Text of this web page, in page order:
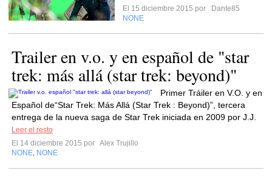
El 15 diciembre 2015 por
Dante85
NONE
Trailer en v.o. y en español de "star
trek: más allá (star trek: beyond)"
Primer Tráiler en V.O. y en
Español de“Star Trek: Más Allá (Star Trek : Beyond)”, tercera
entrega de la nueva saga de Star Trek iniciada en 2009 por J.J.
Leer el resto
El 14 diciembre 2015 por Alex Trujillo
NONE NONE